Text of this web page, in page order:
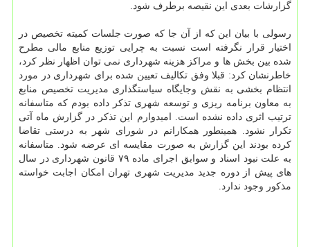
گزارشات بعدی این نقیصه برطرف شود.
رسولی با بیان این كه از آن جا كه صورت جلسات كمیته تخصیص در
اختیار قرار نگرفته است نسبت به چرایی توزیع منابع مالی مطرح
شده بین بخش ها و مراكز هزینه شهرداری نمی توان اظهار نظر كرد،
خاطرنشان كرد: قبلا وفق تكالیف تعیین شده برای شهرداری در مورد
انتظام بخشی به نقش وجایگاه سیاستگذاری مدیریت تخصیص منابع
به معاون برنامه ریزی و توسعه شهری تذكر داده بودم كه متاسفانه
ترتیب اثری داده نشده است. امیدوارم این تذكر در گزارش ماه آتی
تكرار نشود. همینطور همكارانم در شورای شهر به درستی تقاضا
كرده بودند این گزارش به صورت مقایسه ای عرضه شود. متاسفانه
به علت نبود اسناد و سوابق اجرای ماده ۷۹ قانون شهرداری در سال
های پیش از دوره جدید مدیریت شهری تهران امكان اجابت خواسته
مذكور وجود ندارد.